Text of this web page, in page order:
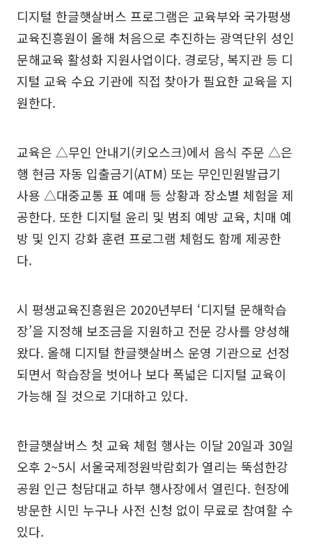
디지털 한글햇살버스 프로그램은 교육부와 국가평생
교육진흥원이 올해 처음으로 추진하는 광역단위 성인
문해교육 활성화 지원사업이다. 경로당, 복지관 등 디
지털 교육 수요 기관에 직접 찾아가 필요한 교육을 지
원한다.
교육은 △무인 안내기(키오스크)에서 음식 주문 △은
행 현금 자동 입출금기(ATM) 또는 무인민원발급기
사용 △대중교통 표 예매 등 상황과 장소별 체험을 제
공한다. 또한 디지털 윤리 및 범죄 예방 교육, 치매 예
방 및 인지 강화 훈련 프로그램 체험도 함께 제공한
다.
시 평생교육진흥원은 2020년부터 ‘디지털 문해학습
장’을 지정해 보조금을 지원하고 전문 강사를 양성해
왔다. 올해 디지털 한글햇살버스 운영 기관으로 선정
되면서 학습장을 벗어나 보다 폭넓은 디지털 교육이
가능해 질 것으로 기대하고 있다.
한글햇살버스 첫 교육 체험 행사는 이달 20일과 30일
오후 2~5시 서울국제정원박람회가 열리는 뚝섬한강
공원 인근 청담대교 하부 행사장에서 열린다. 현장에
방문한 시민 누구나 사전 신청 없이 무료로 참여할 수
있다.